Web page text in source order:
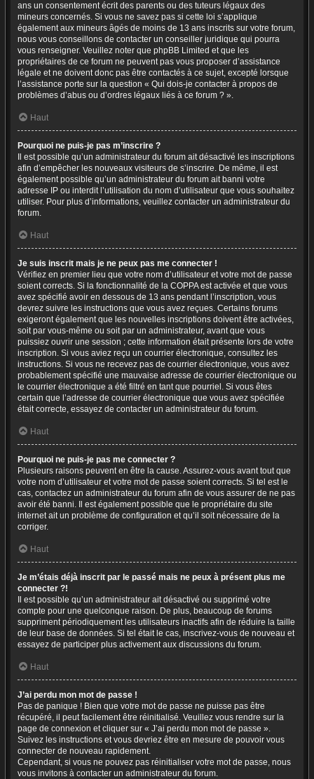
ans un consentement écrit des parents ou des tuteurs légaux des
mineurs concernés. Si vous ne savez pas si cette loi s’applique
également aux mineurs âgés de moins de 13 ans inscrits sur votre forum,
nous vous conseillons de contacter un conseiller juridique qui pourra
vous renseigner. Veuillez noter que phpBB Limited et que les
propriétaires de ce forum ne peuvent pas vous proposer d’assistance
légale et ne doivent donc pas être contactés à ce sujet, excepté lorsque
l’assistance porte sur la question « Qui dois-je contacter à propos de
problèmes d’abus ou d’ordres légaux liés à ce forum ? ».
Haut
Pourquoi ne puis-je pas m’inscrire ?
Il est possible qu’un administrateur du forum ait désactivé les inscriptions
afin d’empêcher les nouveaux visiteurs de s’inscrire. De même, il est
également possible qu’un administrateur du forum ait banni votre
adresse IP ou interdit l’utilisation du nom d’utilisateur que vous souhaitez
utiliser. Pour plus d’informations, veuillez contacter un administrateur du
forum.
Haut
Je suis inscrit mais je ne peux pas me connecter !
Vérifiez en premier lieu que votre nom d’utilisateur et votre mot de passe
soient corrects. Si la fonctionnalité de la COPPA est activée et que vous
avez spécifié avoir en dessous de 13 ans pendant l’inscription, vous
devrez suivre les instructions que vous avez reçues. Certains forums
exigeront également que les nouvelles inscriptions doivent être activées,
soit par vous-même ou soit par un administrateur, avant que vous
puissiez ouvrir une session ; cette information était présente lors de votre
inscription. Si vous aviez reçu un courrier électronique, consultez les
instructions. Si vous ne recevez pas de courrier électronique, vous avez
probablement spécifié une mauvaise adresse de courrier électronique ou
le courrier électronique a été filtré en tant que pourriel. Si vous êtes
certain que l’adresse de courrier électronique que vous avez spécifiée
était correcte, essayez de contacter un administrateur du forum.
Haut
Pourquoi ne puis-je pas me connecter ?
Plusieurs raisons peuvent en être la cause. Assurez-vous avant tout que
votre nom d’utilisateur et votre mot de passe soient corrects. Si tel est le
cas, contactez un administrateur du forum afin de vous assurer de ne pas
avoir été banni. Il est également possible que le propriétaire du site
internet ait un problème de configuration et qu’il soit nécessaire de la
corriger.
Haut
Je m’étais déjà inscrit par le passé mais ne peux à présent plus me
connecter ?!
Il est possible qu’un administrateur ait désactivé ou supprimé votre
compte pour une quelconque raison. De plus, beaucoup de forums
suppriment périodiquement les utilisateurs inactifs afin de réduire la taille
de leur base de données. Si tel était le cas, inscrivez-vous de nouveau et
essayez de participer plus activement aux discussions du forum.
Haut
J’ai perdu mon mot de passe !
Pas de panique ! Bien que votre mot de passe ne puisse pas être
récupéré, il peut facilement être réinitialisé. Veuillez vous rendre sur la
page de connexion et cliquer sur « J’ai perdu mon mot de passe ».
Suivez les instructions et vous devriez être en mesure de pouvoir vous
connecter de nouveau rapidement.
Cependant, si vous ne pouvez pas réinitialiser votre mot de passe, nous
vous invitons à contacter un administrateur du forum.